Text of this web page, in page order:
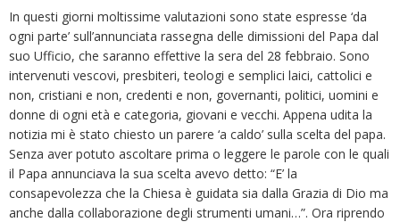
In questi giorni moltissime valutazioni sono state espresse ‘da
ogni parte’ sull’annunciata rassegna delle dimissioni del Papa dal
suo Ufficio, che saranno effettive la sera del 28 febbraio. Sono
intervenuti vescovi, presbiteri, teologi e semplici laici, cattolici e
non, cristiani e non, credenti e non, governanti, politici, uomini e
donne di ogni età e categoria, giovani e vecchi. Appena udita la
notizia mi è stato chiesto un parere ‘a caldo’ sulla scelta del papa.
Senza aver potuto ascoltare prima o leggere le parole con le quali
il Papa annunciava la sua scelta avevo detto: “E’ la
consapevolezza che la Chiesa è guidata sia dalla Grazia di Dio ma
anche dalla collaborazione degli strumenti umani…”. Ora riprendo